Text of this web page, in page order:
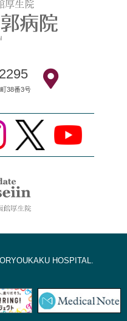
38番3号
HOSPITAL.